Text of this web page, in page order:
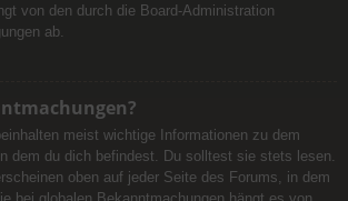
von den durch die Board-Administration
ab.
meist wichtige Informationen zu dem
dem du dich befindest. Du solltest sie stets lesen.
oben auf jeder Seite des Forums, in dem